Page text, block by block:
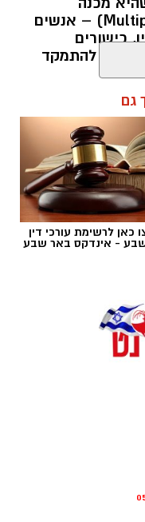
"רבי־פוטנציאל" (Multipotentialites) – אנשים
כישורים
במקום להתמקד
גם
כאן לרשימת עורכי דין
- אינדקס באר שבע